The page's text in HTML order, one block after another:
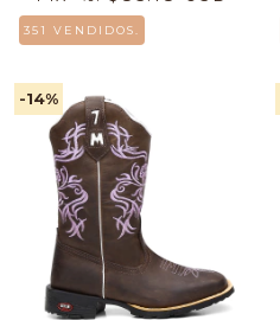
351 VENDIDOS.
-14%